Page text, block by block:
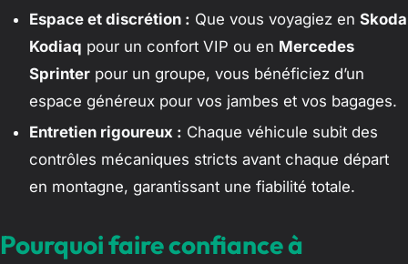
Espace et discrétion : Que vous voyagiez en Skoda
Kodiaq pour un confort VIP ou en Mercedes
Sprinter pour un groupe, vous bénéficiez d’un
espace généreux pour vos jambes et vos bagages.
Entretien rigoureux : Chaque véhicule subit des
contrôles mécaniques stricts avant chaque départ
en montagne, garantissant une fiabilité totale.
Pourquoi faire confiance à